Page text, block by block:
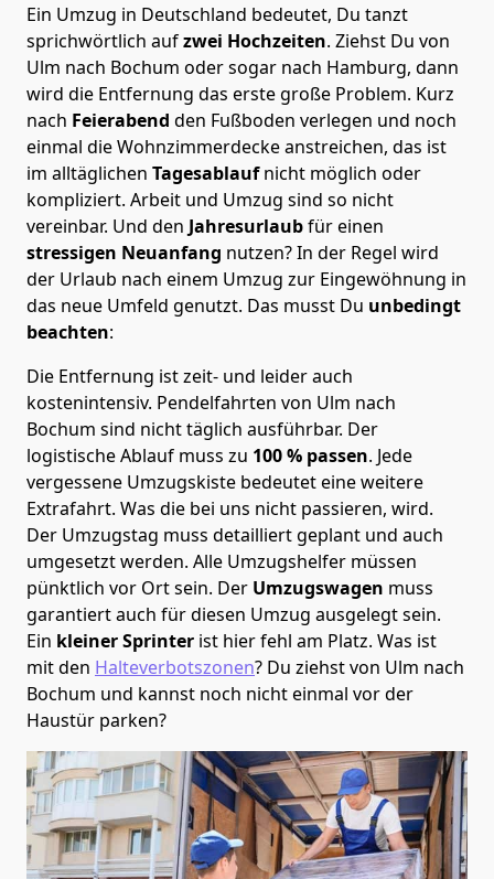
Ein Umzug in Deutschland bedeutet, Du tanzt
sprichwörtlich aufzwei Hochzeiten. Ziehst Du von
Ulm nach Bochum oder sogar nach Hamburg, dann
wird die Entfernung das erste große Problem. Kurz
nach Feierabend den Fußboden verlegen und noch
einmal die Wohnzimmerdecke anstreichen, das ist
im alltäglichen Tagesablaufnicht möglich oder
kompliziert. Arbeit und Umzug sind so nicht
vereinbar. Und den Jahresurlaubfür einen
stressigen Neuanfang nutzen? In der Regel wird
der Urlaub nach einem Umzug zur Eingewöhnung in
das neue Umfeld genutzt. Das musst Du unbedingt
beachten:
Die Entfernung ist zeit- und leider auch
kostenintensiv. Pendelfahrten von Ulm nach
Bochum sind nicht täglich ausführbar. Der
logistische Ablauf muss zu 100 % passen. Jede
vergessene Umzugskiste bedeutet eine weitere
Extrafahrt. Was die bei uns nicht passieren, wird.
Der Umzugstag muss detailliert geplant und auch
umgesetzt werden. Alle Umzugshelfer müssen
pünktlich vor Ort sein. Der Umzugswagen muss
garantiert auch für diesen Umzug ausgelegt sein.
Ein kleiner Sprinter ist hier fehl am Platz. Was ist
mit den Halteverbotszonen? Du ziehst von Ulm nach
Bochum und kannst noch nicht einmal vor der
Haustür parken?